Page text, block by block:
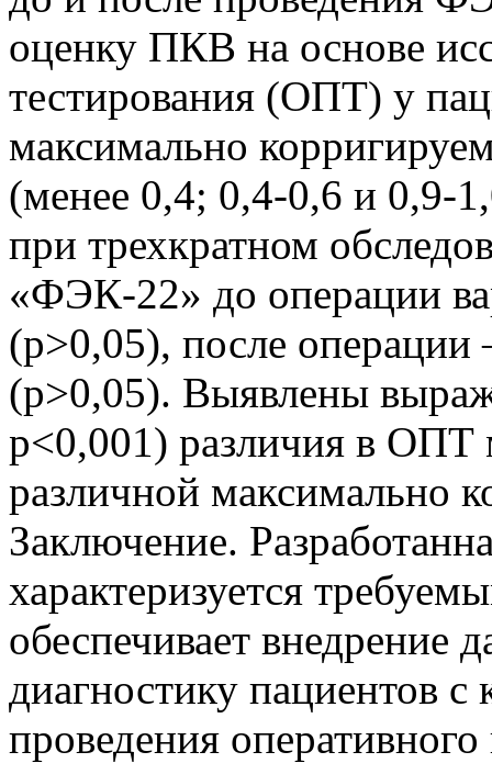
оценку ПКВ на основе
тестирования (ОПТ) у
максимально
(менее 0,4; 0,4-0,6 и 0,9-
при трехкратном
«ФЭК-22» до операции
(р>0,05), после
(р>0,05). Выявлены
р<0,001) различия в ОПТ
различной максимально
Заключение.
характеризуется
обеспечивает внедрение
диагностику пациентов с
проведения